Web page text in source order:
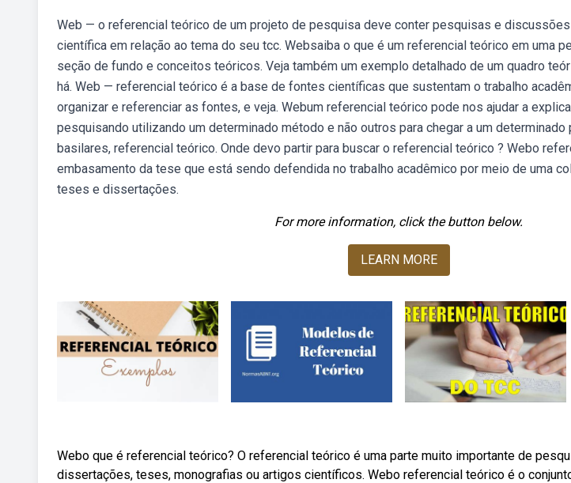
Web — o referencial teórico de um projeto de pesquisa deve conter pesquisas e
científica em relação ao tema do seu tcc. Websaiba o que é um referencial teórico em uma
seção de fundo e conceitos teóricos. Veja também um exemplo detalhado de um quadro
há. Web — referencial teórico é a base de fontes científicas que sustentam o trabalho
organizar e referenciar as fontes, e veja. Webum referencial teórico pode nos ajudar a
pesquisando utilizando um determinado método e não outros para chegar a um
basilares, referencial teórico. Onde devo partir para buscar o referencial teórico ? Webo
embasamento da tese que está sendo defendida no trabalho acadêmico por meio de uma
teses e dissertações.
For more information, click the button below.
LEARN MORE
Webo que é referencial teórico? O referencial teórico é uma parte muito importante de
dissertações, teses, monografias ou artigos científicos. Webo referencial teórico é o